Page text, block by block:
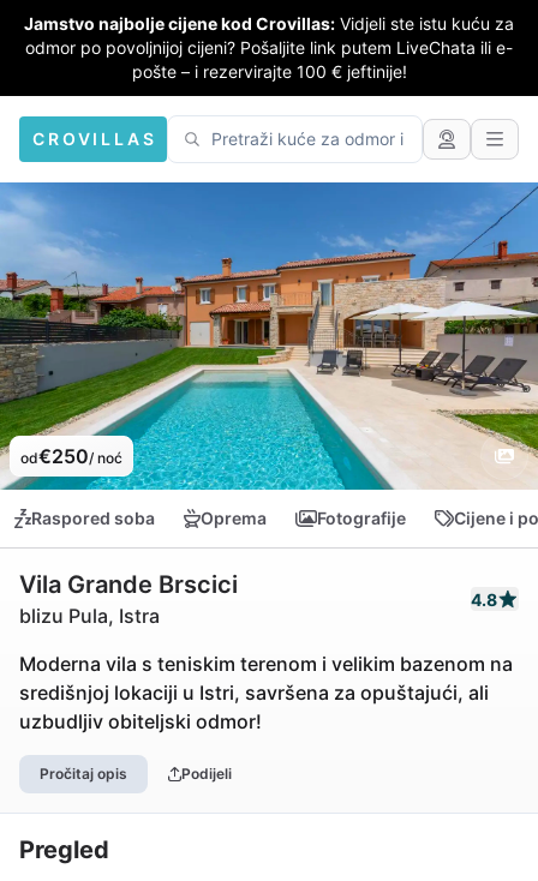
Jamstvo najbolje cijene kod Crovillas: Vidjeli ste istu kuću za
odmor po povoljnijoj cijeni? Pošaljite link putem LiveChata ili e-
pošte – i rezervirajte 100 € jeftinije!
CROVILLAS
od€250/ noć
Raspored soba Oprema Fotografije Cijene i
Vila Grande Brscici
blizu Pula, Istra
4.8
Moderna vila s teniskim terenom i velikim bazenom na
središnjoj lokaciji u Istri, savršena za opuštajući, ali
uzbudljiv obiteljski odmor!
Pročitaj opis Podijeli
Pregled